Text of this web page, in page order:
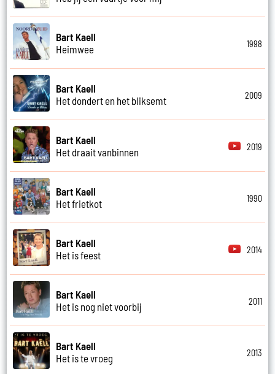
Bart Kaell
Heimwee
1998
Bart Kaell
Het dondert en het bliksemt
2009
Bart Kaell
Het draait vanbinnen
2019
Bart Kaell
Het frietkot
1990
Bart Kaell
Het is feest
2014
Bart Kaell
Het is nog niet voorbij
2011
Bart Kaell
Het is te vroeg
2013